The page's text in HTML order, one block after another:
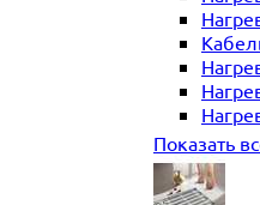
Показать